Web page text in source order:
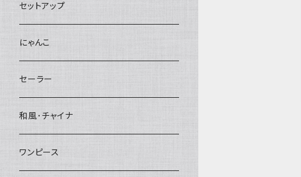
セットアップ
にゃんこ
セーラー
和風･チャイナ
ワンピース